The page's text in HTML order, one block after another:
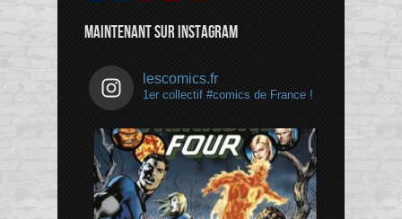
MAINTENANT SUR INSTAGRAM
lescomics.fr
1er collectif #comics de France !